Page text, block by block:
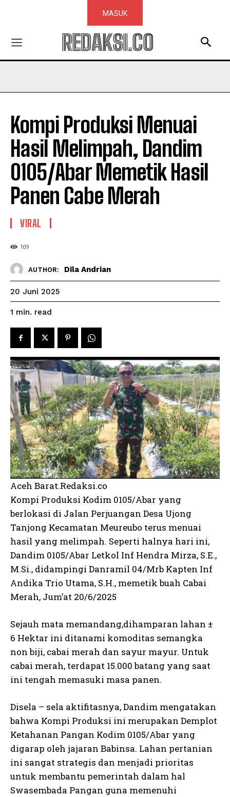
MASUK
REDAKSI.CO
Kompi Produksi Menuai
Hasil Melimpah, Dandim
0105/Abar Memetik Hasil
Panen Cabe Merah
VIRAL
109
AUTHOR: Dila Andrian
20 Juni 2025
1 min. read
Aceh Barat.Redaksi.co
Kompi Produksi Kodim 0105/Abar yang
berlokasi di Jalan Perjuangan Desa Ujong
Tanjong Kecamatan Meureubo terus menuai
hasil yang melimpah. Seperti halnya hari ini,
Dandim 0105/Abar Letkol Inf Hendra Mirza, S.E.,
M.Si., didampingi Danramil 04/Mrb Kapten Inf
Andika Trio Utama, S.H., memetik buah Cabai
Merah, Jum’at 20/6/2025
Sejauh mata memandang,dihamparan lahan ±
6 Hektar ini ditanami komoditas semangka
non biji, cabai merah dan sayur mayur. Untuk
cabai merah, terdapat 15.000 batang yang saat
ini tengah memasuki masa panen.
Disela – sela aktifitasnya, Dandim mengatakan
bahwa Kompi Produksi ini merupakan Demplot
Ketahanan Pangan Kodim 0105/Abar yang
digarap oleh jajaran Babinsa. Lahan pertanian
ini sangat strategis dan menjadi prioritas
untuk membantu pemerintah dalam hal
Swasembada Pangan guna memenuhi